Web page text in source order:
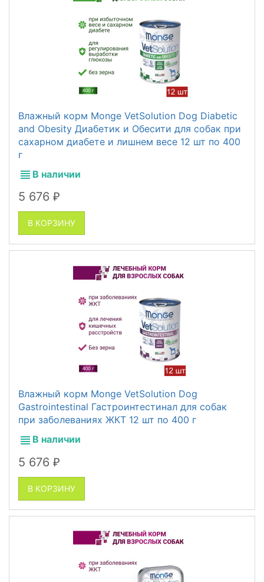
Влажный корм Monge VetSolution Dog Diabetic
and Obesity Диабетик и Обесити для собак при
сахарном диабете и лишнем весе 12 шт по 400
г
В наличии
5 676 ₽
В КОРЗИНУ
Влажный корм Monge VetSolution Dog
Gastrointestinal Гастроинтестинал для собак
при заболеваниях ЖКТ 12 шт по 400 г
В наличии
5 676 ₽
В КОРЗИНУ